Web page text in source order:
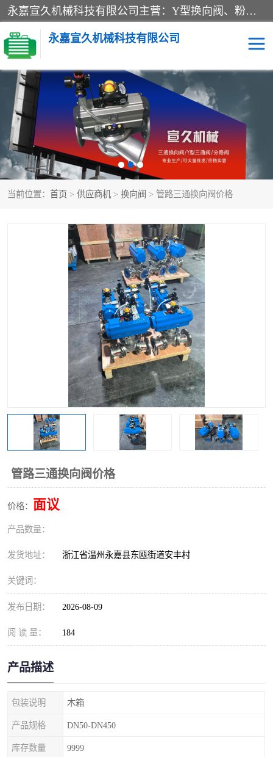
永嘉宣久机械科技有限公司主营：Y型换向阀、粉体换向阀、板式换向阀、三通换向阀、三通换向器、三通分路阀、管路换向阀等产品及服务。
永嘉宣久机械科技有限公司
当前位置： 首页 > 供应商机 > 换向阀 > 管路三通换向阀价格
管路三通换向阀价格
价格： 面议
产品数量：
发货地址： 浙江省温州永嘉县东瓯街道安丰村
关键词：
发布日期： 2026-08-09
阅 读 量： 184
产品描述
包装说明 木箱
产品规格 DN50-DN450
库存数量 9999
换向阀 Y型换向阀
板式换向阀 粉料换向阀
粉体换向阀 管道换向阀
管路换向阀 三通换向阀
三通阀
粉体三通阀
不锈钢三通阀
翻板转向阀
Y型球阀
气动球阀
Y型分路阀
粉体分路阀 三通分路阀
管道换向器